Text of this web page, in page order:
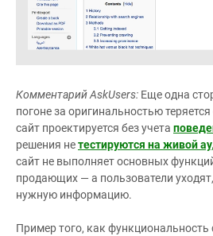
Комментарий AskUsers: Еще одна
погоне за оригинальностью
сайт проектируется без учета
решения нетестируются на живой
сайт не выполняет основных
продающих — а пользователи
нужную информацию.
Пример того, как